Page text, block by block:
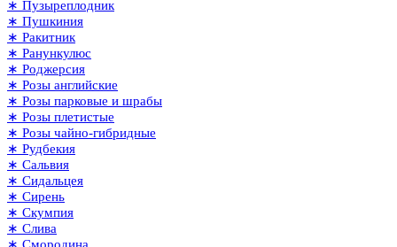
∗ Пузыреплодник
∗ Пушкиния
∗ Ракитник
∗ Ранункулюс
∗ Роджерсия
∗ Розы английские
∗ Розы парковые и шрабы
∗ Розы плетистые
∗ Розы чайно-гибридные
∗ Рудбекия
∗ Сальвия
∗ Сидальцея
∗ Сирень
∗ Скумпия
∗ Слива